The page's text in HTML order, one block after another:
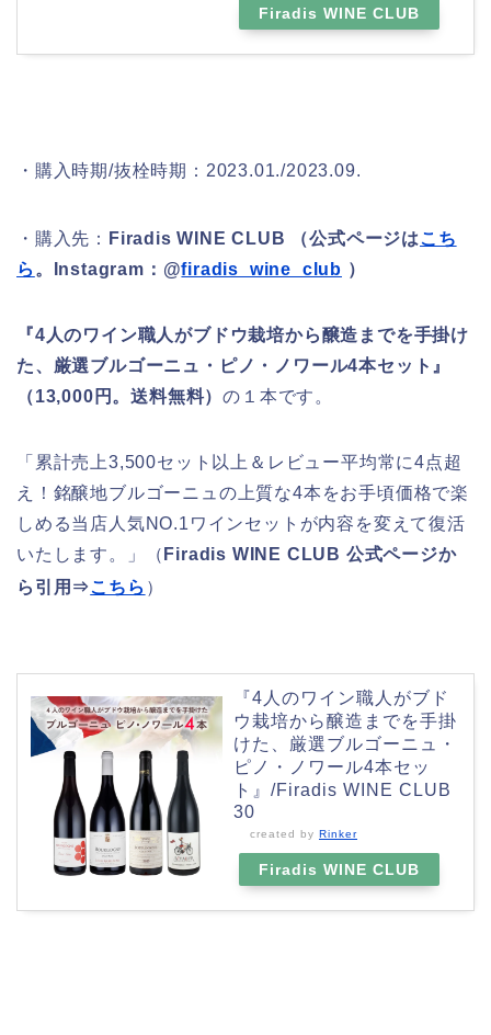
Firadis WINE CLUB
・購入時期/抜栓時期：2023.01./2023.09.
・購入先： Firadis WINE CLUB （公式ページは こち
ら 。Instagram：@firadis_wine_club ）
『4人のワイン職人がブドウ栽培から醸造までを手掛け
た、厳選ブルゴーニュ・ピノ・ノワール4本セット』
（13,000円。送料無料）の１本です。
「累計売上3,500セット以上＆レビュー平均常に4点超
え！銘醸地ブルゴーニュの上質な4本をお手頃価格で楽
しめる当店人気NO.1ワインセットが内容を変えて復活
いたします。」（ Firadis WINE CLUB 公式ページか
ら引用⇒ こちら ）
『4人のワイン職人がブド
ウ栽培から醸造までを手掛
けた、厳選ブルゴーニュ・
ピノ・ノワール4本セッ
ト』/Firadis WINE CLUB
30
created by Rinker
Firadis WINE CLUB